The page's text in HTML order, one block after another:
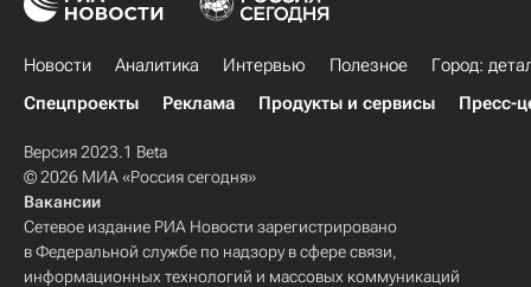
Новости Аналитика Интервью Полезное
Город:
Спецпроекты
Реклама Продукты и сервисы Пресс-
Версия 2023.1 Beta
© 2026 МИА «Россия сегодня»
Вакансии
Сетевое издание РИА Новости зарегистрировано
в Федеральной службе по надзору в сфере связи,
информационных технологий и массовых коммуникаций